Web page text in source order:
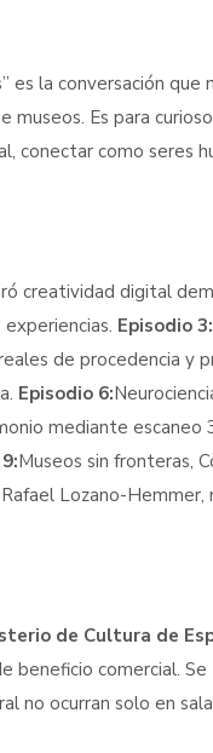
es la conversación
Es para
conectar como seres
creatividad digital
Episodio 3:
de procedencia y
Episodio 6:
mediante escaneo
Museos sin fronteras,
Lozano-Hemmer,
de Cultura de
beneficio comercial.
no ocurran solo en